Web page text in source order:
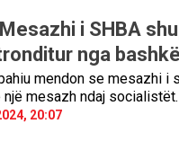
i SHBA
nga
mendon se mesazhi i
mesazh ndaj socialistët.
20:07